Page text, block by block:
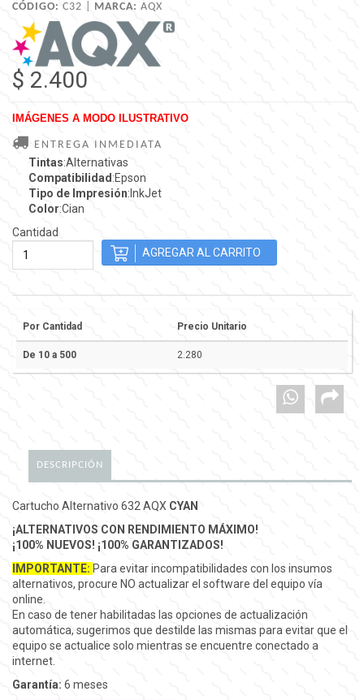
CÓDIGO: C32 | MARCA: AQX
$ 2.400
IMÁGENES A MODO ILUSTRATIVO
ENTREGA INMEDIATA
Tintas:Alternativas
Compatibilidad :Epson
Tipo de Impresión:InkJet
Color:Cian
Cantidad
Por Cantidad Precio Unitario
De 10 a 500 2.280
DESCRIPCIÓN
Cartucho Alternativo 632 AQX CYAN
¡ALTERNATIVOS CON RENDIMIENTO MÁXIMO!
¡100% NUEVOS! ¡100% GARANTIZADOS!
IMPORTANTE: Para evitar incompatibilidades con los insumos
alternativos, procure NO actualizar el software del equipo vía
online.
En caso de tener habilitadas las opciones de actualización
automática, sugerimos que destilde las mismas para evitar que el
equipo se actualice solo mientras se encuentre conectado a
internet.
Garantía: 6 meses